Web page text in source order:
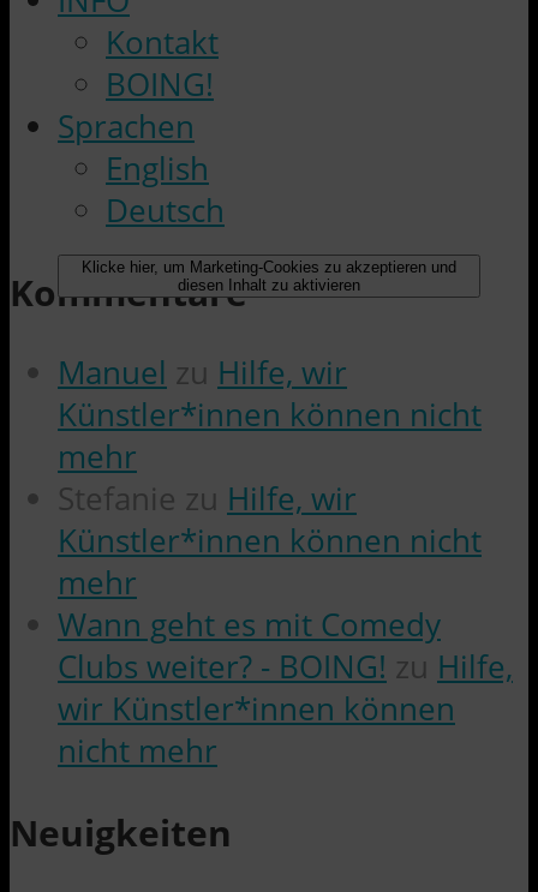
Klicke hier, um Marketing-Cookies zu akzeptieren und
diesen Inhalt zu aktivieren
Kontakt
BOING!
Sprachen
English
Deutsch
Kommentare
Manuel zu Hilfe, wir
Künstler*innen können nicht
mehr
Stefanie zu Hilfe, wir
Künstler*innen können nicht
mehr
Wann geht es mit Comedy
Clubs weiter? - BOING! zu Hilfe,
wir Künstler*innen können
nicht mehr
Neuigkeiten